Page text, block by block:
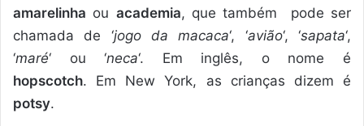
amarelinha ou academia, que também pode ser
chamada de ‘jogo da macaca‘, ‘avião‘, ‘sapata‘,
‘maré‘ ou ‘neca‘. Em inglês, o nome é
hopscotch. Em New York, as crianças dizem é
potsy.